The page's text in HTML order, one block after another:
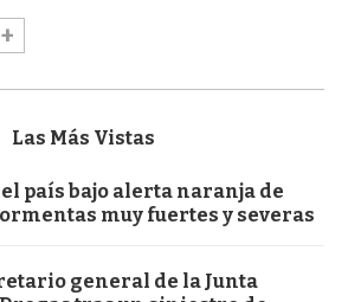
Las Más Vistas
país bajo alerta naranja de
muy fuertes y severas
general de la Junta